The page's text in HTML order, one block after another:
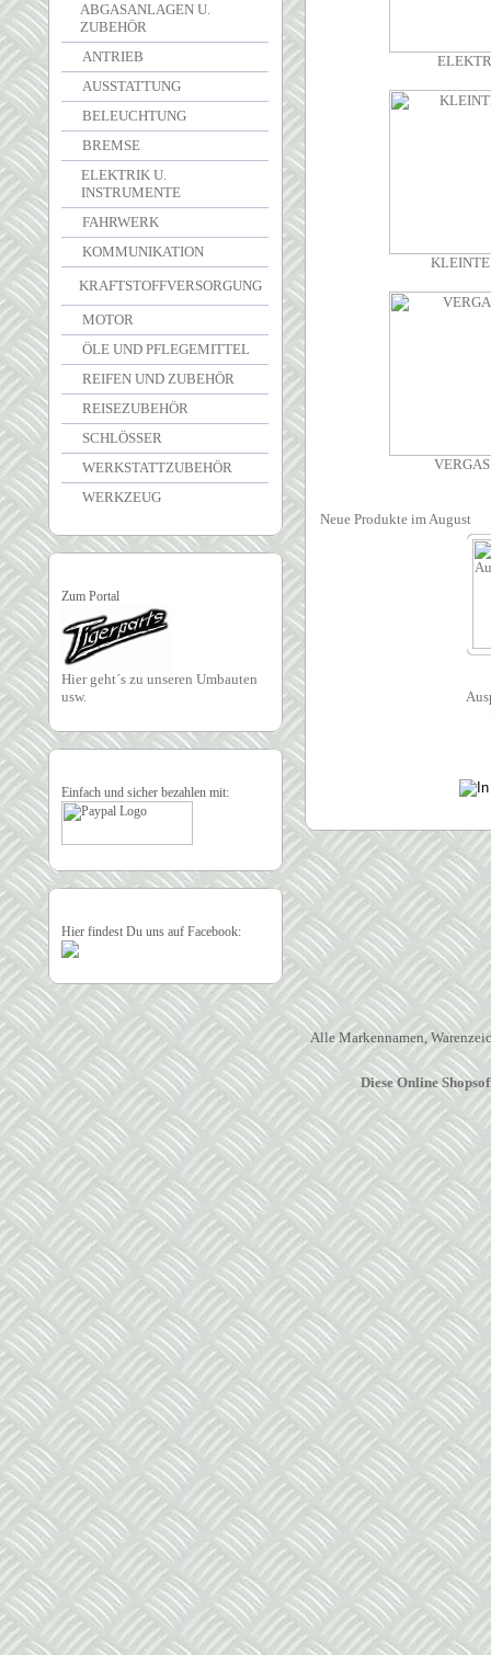
ABGASANLAGEN U.
ZUBEHÖR
ANTRIEB
AUSSTATTUNG
BELEUCHTUNG
BREMSE
ELEKTRIK U.
INSTRUMENTE
FAHRWERK
KOMMUNIKATION
KRAFTSTOFFVERSORGUNG
MOTOR
ÖLE UND PFLEGEMITTEL
REIFEN UND ZUBEHÖR
REISEZUBEHÖR
SCHLÖSSER
WERKSTATTZUBEHÖR
WERKZEUG
Zum Portal
Hier geht´s zu unseren Umbauten
usw.
Einfach und sicher bezahlen mit:
Hier findest Du uns auf Facebook:
Neue Produkte im August
Alle Markennamen,
Diese Online